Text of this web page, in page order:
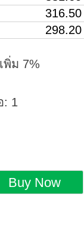
316.50
298.20
พิ่ม 7%
: 1